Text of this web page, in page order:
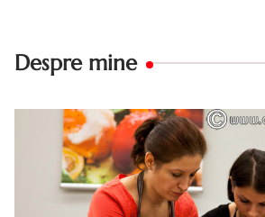
Despre mine